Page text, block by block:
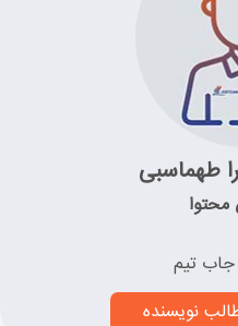
طهماسبی
جاب تیم
نویسنده